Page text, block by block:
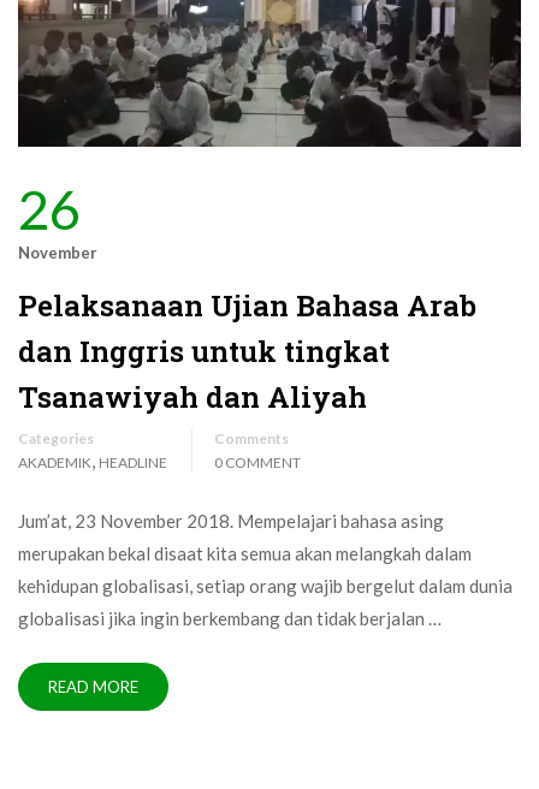
26
November
Pelaksanaan Ujian Bahasa Arab
dan Inggris untuk tingkat
Tsanawiyah dan Aliyah
Categories
AKADEMIK, HEADLINE
Comments
0 COMMENT
Jum’at, 23 November 2018. Mempelajari bahasa asing
merupakan bekal disaat kita semua akan melangkah dalam
kehidupan globalisasi, setiap orang wajib bergelut dalam dunia
globalisasi jika ingin berkembang dan tidak berjalan …
READ MORE